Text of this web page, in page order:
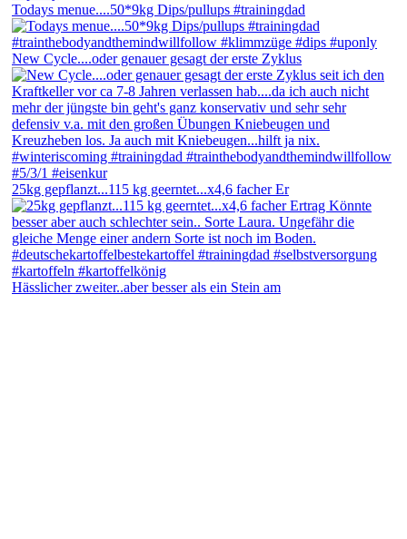
Todays menue....50*9kg Dips/pullups #trainingdad
New Cycle....oder genauer gesagt der erste Zyklus
25kg gepflanzt...115 kg geerntet...x4,6 facher Er
Hässlicher zweiter..aber besser als ein Stein am